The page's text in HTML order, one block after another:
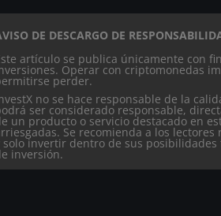
DE DESCARGO DE
artículo se publica únicamente con
Operar con criptomonedas
perder.
no se hace responsable de la
ser considerado responsable,
un producto o servicio destacado en
Se recomienda a los
solo invertir dentro de sus
inversión.